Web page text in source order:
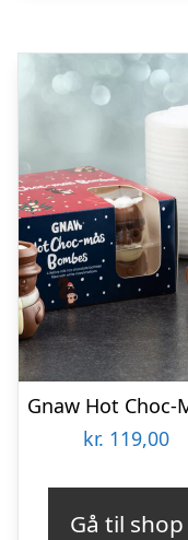
kr. 119,00
Gå til shop